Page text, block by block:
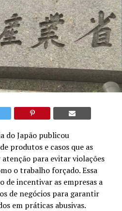
do Japão publicou
produtos e casos que as
para evitar violações
o trabalho forçado. Essa
de incentivar as empresas a
de negócios para garantir
em práticas abusivas.